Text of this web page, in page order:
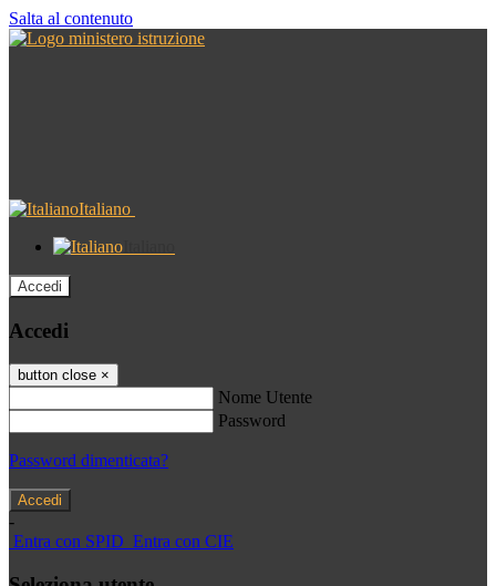
Salta al contenuto
Italiano
Accedi
Accedi
button close ×
Nome Utente
Password
Password dimenticata?
-
Entra con SPID Entra con CIE